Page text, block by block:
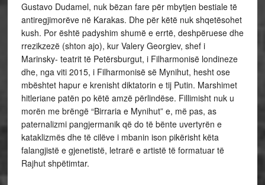
Gustavo Dudamel, nuk bëzan fare për mbytjen bestiale të
antiregjimorëve në Karakas. Dhe për këtë nuk shqetësohet
kush. Por është padyshim shumë e errtë, deshpëruese dhe
rrezikzezë (shton ajo), kur Valery Georgiev, shef i
Marinsky- teatrit të Petërsburgut, i Filharmonisë londineze
dhe, nga viti 2015, i Filharmonisë së Mynihut, hesht ose
mbështet hapur e krenisht diktatorin e tij Putin. Marshimet
hitleriane patën po këtë amzë përlindëse. Fillimisht nuk u
morën me brëngë “Birraria e Mynihut” e, më pas, as
paternalizmi pangjermanik që do të bënte uvertyrën e
kataklizmës dhe të cilëve i mbanin ison pikërisht këta
falangjistë e gjenetistë, letrarë e artistë të formatuar të
Rajhut shpëtimtar.